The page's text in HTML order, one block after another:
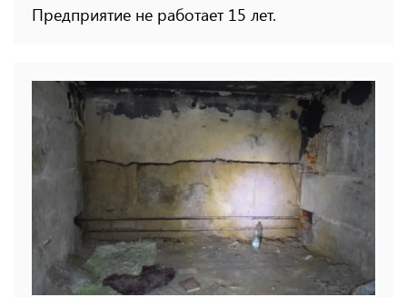
Предприятие не работает 15 лет.